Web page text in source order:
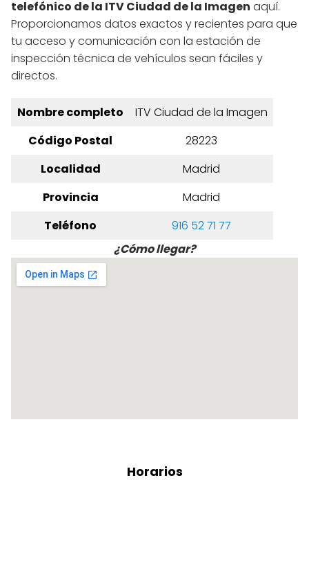
telefónico de la ITV Ciudad de la Imagen aquí.
Proporcionamos datos exactos y recientes para que
tu acceso y comunicación con la estación de
inspección técnica de vehículos sean fáciles y
directos.
Nombre completo
ITV Ciudad de la Imagen
Código Postal
28223
Localidad
Madrid
Provincia
Madrid
Teléfono
916 52 71 77
¿Cómo llegar?
Horarios